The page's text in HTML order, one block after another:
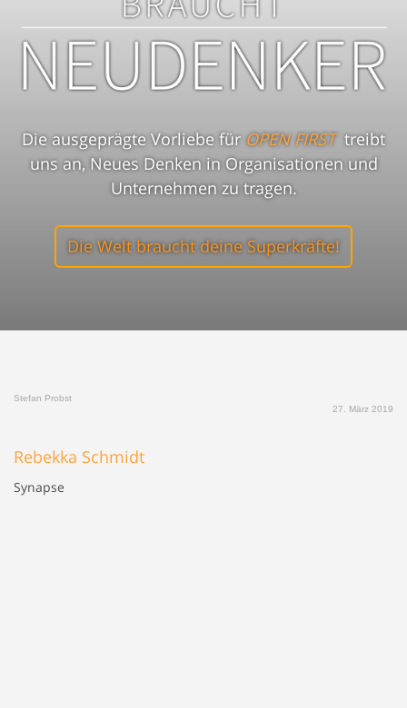
Die ausgeprägte Vorliebe für OPEN FIRSTtreibt
uns an, Neues Denken in Organisationen und
Unternehmen zu tragen.
Die Welt braucht deine Superkräfte!
Stefan Probst
27. März 2019
Rebekka Schmidt
Synapse